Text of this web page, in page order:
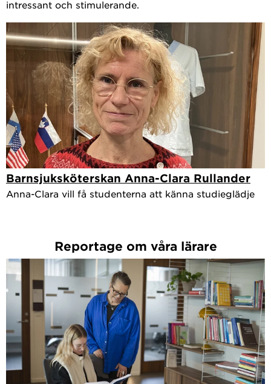
intressant och stimulerande.
Barnsjuksköterskan Anna-Clara Rullander
Anna-Clara vill få studenterna att känna studieglädje
Reportage om våra lärare